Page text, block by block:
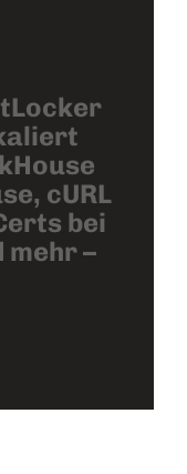
cURL
bei
mehr –